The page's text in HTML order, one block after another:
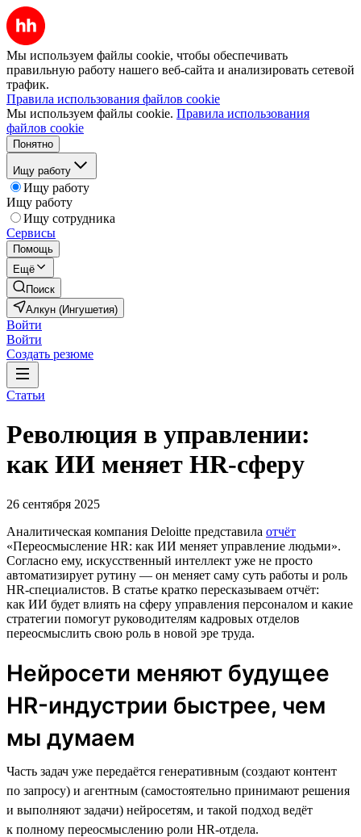
Мы используем файлы cookie, чтобы обеспечивать
правильную работу нашего веб-сайта и анализировать сетевой
трафик.
Правила использования файлов cookie
Мы используем файлы cookie. Правила использования
файлов cookie
Понятно
Ищу работу
Ищу работу
Ищу работу
Ищу сотрудника
Сервисы
Помощь
Ещё
Поиск
Алкун (Ингушетия)
Войти
Войти
Создать резюме
Статьи
Революция в управлении:
как ИИ меняет HR-сферу
26 сентября 2025
Аналитическая компания Deloitte представила отчёт
«Переосмысление HR: как ИИ меняет управление людьми».
Согласно ему, искусственный интеллект уже не просто
автоматизирует рутину — он меняет саму суть работы и роль
HR-специалистов. В статье кратко пересказываем отчёт:
как ИИ будет влиять на сферу управления персоналом и какие
стратегии помогут руководителям кадровых отделов
переосмыслить свою роль в новой эре труда.
Нейросети меняют будущее
HR-индустрии быстрее, чем
мы думаем
Часть задач уже передаётся генеративным (создают контент
по запросу) и агентным (самостоятельно принимают решения
и выполняют задачи) нейросетям, и такой подход ведёт
к полному переосмыслению роли HR-отдела.